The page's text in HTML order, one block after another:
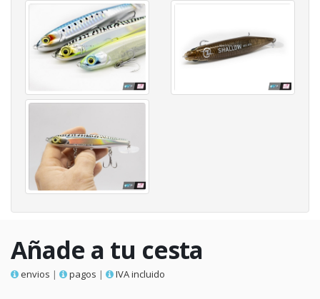
Añade a tu cesta
envios | pagos | IVA incluido